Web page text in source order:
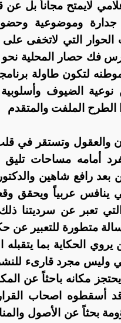
لايمتح مجاناً بل عن
جدارة وموضوعية
الحوار التي لاتخفى
فك حصار المحلية نحو
موطنه لتكون طاولة
الضيوف وأسلوبية
الملفت والمتقدم
والعقول وتستقر في
أمامه مساحات
بعد رافع شاهين
ينافس عربياً ويحقق
تعبر عن سرديتنا
متطورة للتعبير عن
يروي الحكاية بما
وليس مجرد قارىء
مكانه باحثاً عن
أسقطوه اصحاب
بحثاً عن الأصول